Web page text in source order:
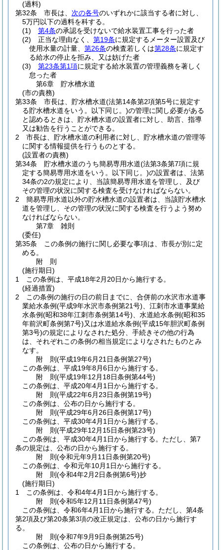
(過料)
第32条
市長は、 次の各号のいずれかに該当する者に対し、
5万円以下の過料を科する。
(1)
第4条の承認を受けないで給水装置工事を行った者
(2)
正当な理由なく、 第19条に規定するメーター設置及び
使用水量の計量、 第26条の検査若しくは第28条に規定す
る給水の停止を拒み、又は妨げた者
(3)
第23条第1項に規定する給水装置の管理義務を著しく
怠った者
第6章
貯水槽水道
(市の責務)
第33条
市長は、貯水槽水道(法第14条第2項第5号に規定す
る貯水槽水道をいう。以下同じ。)の管理に関し必要がある
と認めるときは、貯水槽水道の設置者に対し、助言、指導
又は勧告を行うことができる。
2
市長は、貯水槽水道の利用者に対し、貯水槽水道の管理等
に関する情報提供を行うものとする。
(設置者の責務)
第34条
貯水槽水道のうち簡易専用水道(法第3条第7項に規
定する簡易専用水道をいう。以下同じ。)の設置者は、法第
34条の2の規定により、当該簡易専用水道を管理し、及び
その管理の状況に関する検査を受けなければならない。
2
簡易専用水道以外の貯水槽水道の設置者は、当該貯水槽水
道を管理し、その管理の状況に関する検査を行うよう努め
なければならない。
第7章
雑則
(委任)
第35条
この条例の施行に関し必要な事項は、市長が別に定
める。
附 則
(施行期日)
1
この条例は、平成18年2月20日から施行する。
(経過措置)
2
この条例の施行の日の前日までに、合併前の水沢市水道事
業給水条例(平成9年水沢市条例第21号) 、江刺市水道事業給
水条例(昭和38年江刺市条例第14号) 、水道給水条例(昭和35
年前沢町条例第7号)又は水道給水条例(平成15年胆沢町条例
第3号)の規定によりなされた処分、手続きその他の行為
は、それぞれこの条例の相当規定によりなされたものとみ
なす。
附 則(平成19年6月21日条例第27号)
この条例は、平成19年8月6日から施行する。
附 則(平成19年12月18日条例第44号)
この条例は、平成20年4月1日から施行する。
附 則(平成22年6月23日条例第19号)
この条例は、公布の日から施行する。
附 則(平成29年6月26日条例第17号)
この条例は、平成30年4月1日から施行する。
附 則(平成29年12月15日条例第23号)
この条例は、平成30年4月1日から施行する。 ただし、第7
条の規定は、公布の日から施行する。
附 則(令和元年9月11日条例第20号)
この条例は、令和元年10月1日から施行する。
附 則(令和4年2月2日条例第6号)抄
(施行期日)
1
この条例は、令和4年4月1日から施行する。
附 則(令和5年12月11日条例第47号)
この条例は、令和6年4月1日から施行する。 ただし、第4条
第2項及び第20条第3項の改正規定は、公布の日から施行す
る。
附 則(令和7年9月9日条例第25号)
この条例は、公布の日から施行する。